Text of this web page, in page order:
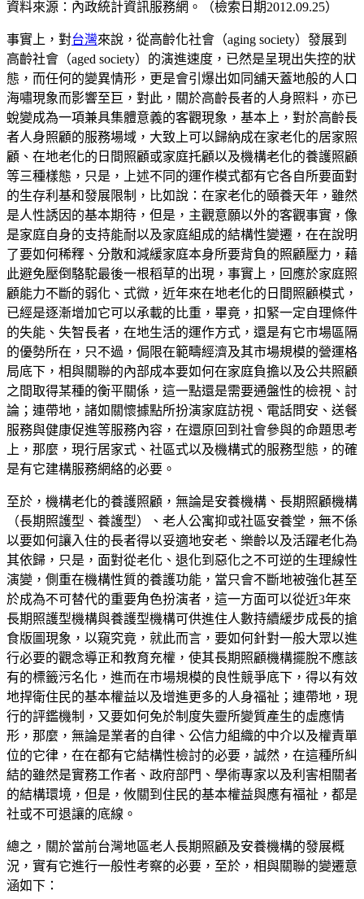
資料來源：內政統計資訊服務網。（檢索日期2012.09.25）
事實上，對台灣來說，從高齡化社會（aging society）發展到
高齡社會（aged society）的演進速度，已然是呈現出失控的狀
態，而任何的變異情形，更是會引爆出如同舖天蓋地般的人口
海嘯現象而影響至巨，對此，關於高齡長者的人身照料，亦已
蛻變成為一項兼具集體意義的客觀現象，基本上，對於高齡長
者人身照顧的服務場域，大致上可以歸納成在家老化的居家照
顧、在地老化的日間照顧或家庭托顧以及機構老化的養護照顧
等三種樣態，只是，上述不同的運作模式都有它各自所要面對
的生存利基和發展限制，比如說：在家老化的頤養天年，雖然
是人性誘因的基本期待，但是，主觀意願以外的客觀事實，像
是家庭自身的支持能耐以及家庭組成的結構性變遷，在在說明
了要如何稀釋、分散和減緩家庭本身所要背負的照顧壓力，藉
此避免壓倒駱駝最後一根稻草的出現，事實上，回應於家庭照
顧能力不斷的弱化、式微，近年來在地老化的日間照顧模式，
已經是逐漸增加它可以承載的比重，畢竟，扣緊一定自理條件
的失能、失智長者，在地生活的運作方式，還是有它市場區隔
的優勢所在，只不過，侷限在範疇經濟及其市場規模的營運格
局底下，相與關聯的內部成本要如何在家庭負擔以及公共照顧
之間取得某種的衡平關係，這一點還是需要通盤性的檢視、討
論；連帶地，諸如關懷據點所扮演家庭訪視、電話問安、送餐
服務與健康促進等服務內容，在還原回到社會參與的命題思考
上，那麼，現行居家式、社區式以及機構式的服務型態，的確
是有它建構服務網絡的必要。
至於，機構老化的養護照顧，無論是安養機構、長期照顧機構
（長期照護型、養護型）、老人公寓抑或社區安養堂，無不係
以要如何讓入住的長者得以妥適地安老、樂齡以及活躍老化為
其依歸，只是，面對從老化、退化到惡化之不可逆的生理線性
演變，側重在機構性質的養護功能，當只會不斷地被強化甚至
於成為不可替代的重要角色扮演者，這一方面可以從近3年來
長期照護型機構與養護型機構可供進住人數持續緩步成長的搶
食版圖現象，以窺究竟，就此而言，要如何針對一般大眾以進
行必要的觀念導正和教育充權，使其長期照顧機構擺脫不應該
有的標籤污名化，進而在市場規模的良性競爭底下，得以有效
地捍衛住民的基本權益以及增進更多的人身福祉；連帶地，現
行的評鑑機制，又要如何免於制度失靈所變質產生的虛應情
形，那麼，無論是業者的自律、公信力組織的中介以及權責單
位的它律，在在都有它結構性檢討的必要，誠然，在這種所糾
結的雖然是實務工作者、政府部門、學術專家以及利害相關者
的結構環境，但是，攸關到住民的基本權益與應有福祉，都是
社或不可退讓的底線。
總之，關於當前台灣地區老人長期照顧及安養機構的發展概
況，實有它進行一般性考察的必要，至於，相與關聯的變遷意
涵如下：